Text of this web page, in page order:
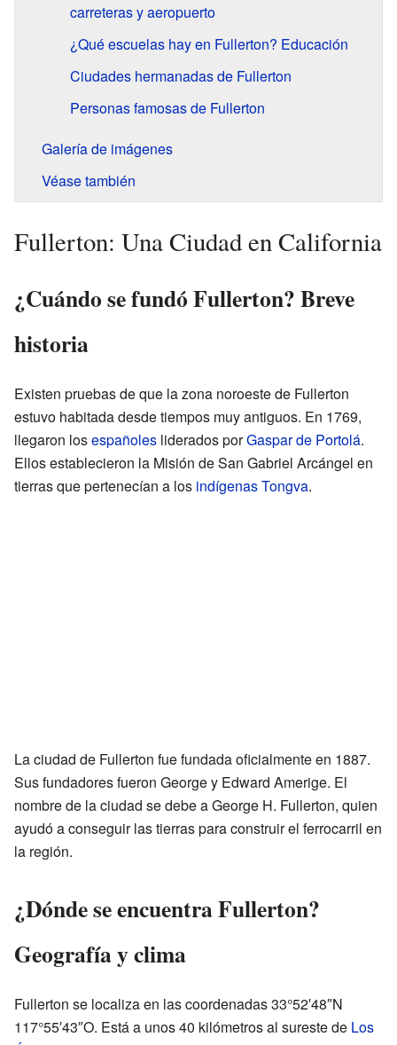
carreteras y aeropuerto
¿Qué escuelas hay en Fullerton? Educación
Ciudades hermanadas de Fullerton
Personas famosas de Fullerton
Galería de imágenes
Véase también
Fullerton: Una Ciudad en California
¿Cuándo se fundó Fullerton? Breve
historia
Existen pruebas de que la zona noroeste de Fullerton
estuvo habitada desde tiempos muy antiguos. En 1769,
llegaron losespañoles liderados porGaspar de Portolá.
Ellos establecieron la Misión de San Gabriel Arcángel en
tierras que pertenecían a los indígenas Tongva.
La ciudad de Fullerton fue fundada oficialmente en 1887.
Sus fundadores fueron George y Edward Amerige. El
nombre de la ciudad se debe a George H. Fullerton, quien
ayudó a conseguir las tierras para construir el ferrocarril en
la región.
¿Dónde se encuentra Fullerton?
Geografía y clima
Fullerton se localiza en las coordenadas 33°52′48″N
117°55′43″O. Está a unos 40 kilómetros al sureste de Los